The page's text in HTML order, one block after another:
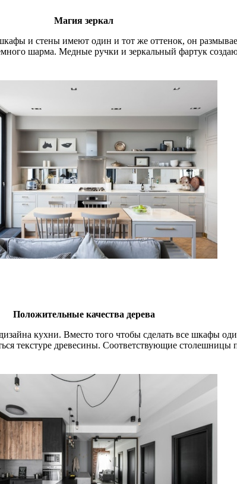
Магия зеркал
и стены имеют один и тот же оттенок, он
шарма. Медные ручки и зеркальный фартук
Положительные качества дерева
кухни. Вместо того чтобы сделать все шкафы
текстуре древесины. Соответствующие